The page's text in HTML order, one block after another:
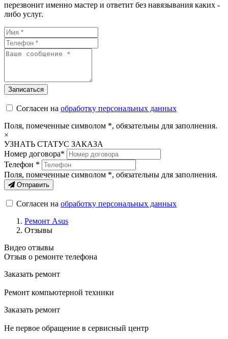
перезвонит именно мастер и ответит без навязывания каких -
либо услуг.
Согласен на обработку персональных данных
Поля, помеченные символом *, обязательны для заполнения.
×
УЗНАТЬ СТАТУС ЗАКАЗА
Номер договора*
Телефон *
Поля, помеченные символом *, обязательны для заполнения.
Отправить
Согласен на обработку персональных данных
Ремонт Asus
Отзывы
Видео отзывы
Отзыв о ремонте телефона
Заказать ремонт
Ремонт компьютерной техники
Заказать ремонт
Не первое обращение в сервисный центр